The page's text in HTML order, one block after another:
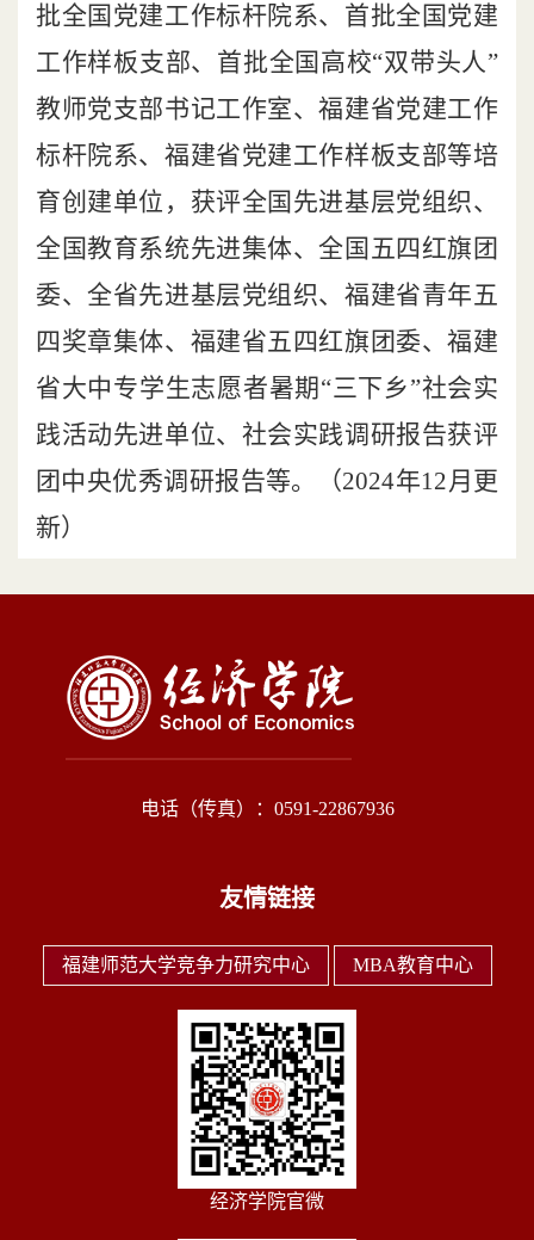
批全国党建工作标杆院系、首批全国党建
工作样板支部、首批全国高校“双带头人”
教师党支部书记工作室、福建省党建工作
标杆院系、福建省党建工作样板支部等培
育创建单位，获评全国先进基层党组织、
全国教育系统先进集体、全国五四红旗团
委、全省先进基层党组织、福建省青年五
四奖章集体、福建省五四红旗团委、福建
省大中专学生志愿者暑期“三下乡”社会实
践活动先进单位、社会实践调研报告获评
团中央优秀调研报告等。
（2024年12月更
新）
电话（传真）：0591-22867936
友情链接
福建师范大学竞争力研究中心 MBA教育中心
经济学院官微